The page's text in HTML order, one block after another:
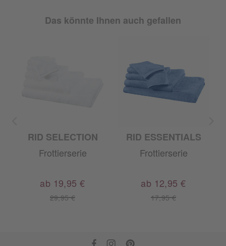
Das könnte Ihnen auch gefallen
RID SELECTION
Frottierserie
29,95 €
ab 19,95 €
RID ESSENTIALS
Frottierserie
17,95 €
ab 12,95 €